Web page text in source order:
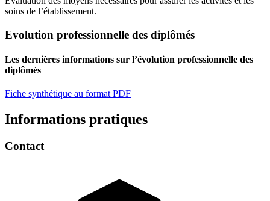
soins de l’établissement.
Evolution professionnelle des diplômés
Les dernières informations sur l’évolution professionnelle des
diplômés
Fiche synthétique au format PDF
Informations pratiques
Contact